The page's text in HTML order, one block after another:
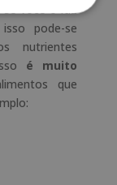
se você o faz
pode-se
nutrientes
é muito
que